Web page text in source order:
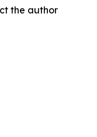
the author